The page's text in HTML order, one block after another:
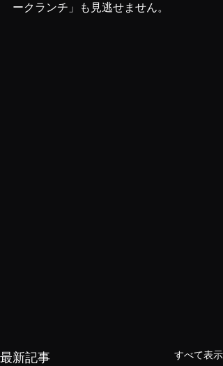
ークランチ」も見逃せません。
最新記事 すべて表示